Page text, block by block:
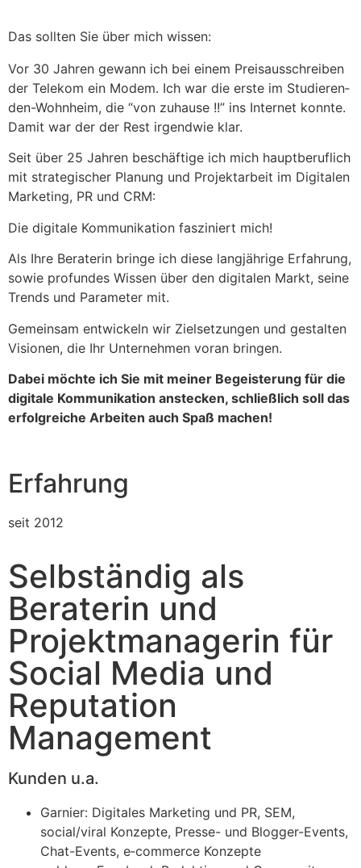
Das soll­ten Sie über mich wis­sen:
Vor 30 Jah­ren gewann ich bei einem Preis­aus­schrei­ben
der Tele­kom ein Modem. Ich war die ers­te im Stu­die­ren­
den-Wohn­heim, die “von zuhau­se !!” ins Inter­net konn­te.
Damit war der der Rest irgend­wie klar.
Seit über 25 Jah­ren beschäf­ti­ge ich mich haupt­be­ruf­lich
mit stra­te­gi­scher Pla­nung und Pro­jekt­ar­beit im Digi­ta­len
Mar­ke­ting, PR und CRM:
Die digi­ta­le Kom­mu­ni­ka­ti­on fas­zi­niert mich!
Als Ihre Bera­te­rin brin­ge ich die­se lang­jäh­ri­ge Erfah­rung,
sowie pro­fun­des Wis­sen über den digi­ta­len Markt, sei­ne
Trends und Para­me­ter mit.
Gemein­sam ent­wi­ckeln wir Ziel­set­zun­gen und gestal­ten
Visio­nen, die Ihr Unter­neh­men vor­an brin­gen.
Dabei möch­te ich Sie mit mei­ner Begeis­te­rung für die
digi­ta­le Kom­mu­ni­ka­ti­on anste­cken, schließ­lich soll das
erfolg­rei­che Arbei­ten auch Spaß machen!
Erfahrung
seit 2012
Selbständig als
Beraterin und
Projektmanagerin für
Social Media und
Reputation
Management
Kunden u.a.
Gar­nier: Digi­ta­les Mar­ke­ting und PR, SEM,
social/viral Kon­zep­te, Pres­se- und Blog­ger-Events,
Chat-Events, e‑commerce Kon­zep­te